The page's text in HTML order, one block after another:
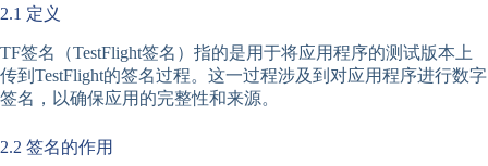
2.1 定义
TF签名（TestFlight签名）指的是用于将应用程序的测试版本上
传到TestFlight的签名过程。这一过程涉及到对应用程序进行数字
签名，以确保应用的完整性和来源。
2.2 签名的作用